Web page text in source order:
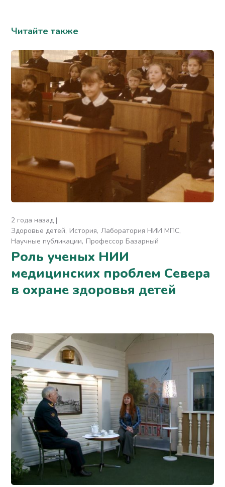
Читайте также
2 года назад
Здоровье детей История Лаборатория НИИ МПС
Научные публикации Профессор Базарный
Роль ученых НИИ
медицинских проблем Севера
в охране здоровья детей